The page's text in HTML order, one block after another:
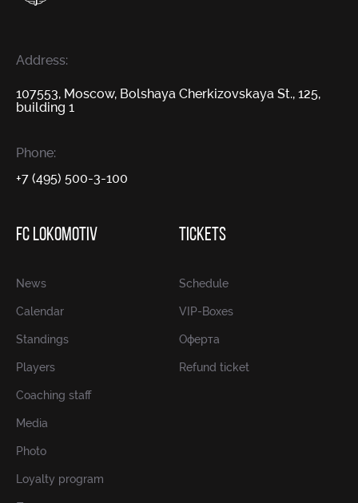
Address:
107553, Moscow, Bolshaya Cherkizovskaya St., 125,
building 1
Phone:
+7 (495) 500-3-100
FC LOKOMOTIV
News
Calendar
Standings
Players
Coaching staff
Media
Photo
Loyalty program
TICKETS
Schedule
VIP-Boxes
Оферта
Refund ticket